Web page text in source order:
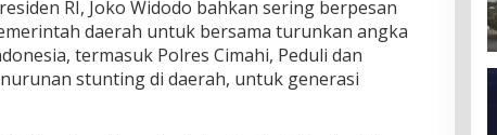
RI, Joko Widodo bahkan sering berpesan
daerah untuk bersama turunkan angka
termasuk Polres Cimahi, Peduli dan
stunting di daerah, untuk generasi